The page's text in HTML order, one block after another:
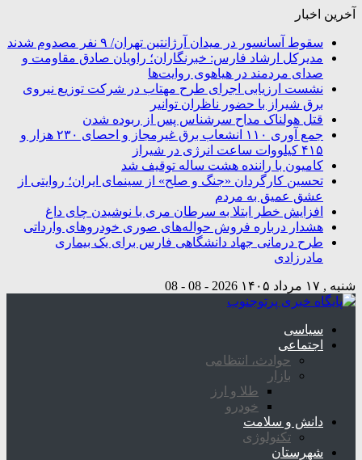
آخرین اخبار
سقوط آسانسور در میدان آرژانتین تهران/ ۹ نفر مصدوم شدند
مدیرکل ارشاد فارس: خبرنگاران؛ راویان صادق مقاومت و
صدای مردمند در هیاهوی روایت‌ها
نشست ارزیابی اجرای طرح مهتاب در شرکت توزیع نیروی
برق شیراز با حضور ناظران توانیر
قتل هولناک مداح سرشناس پس از ربوده شدن
جمع آوری ۱۱۰ انشعاب برق غیرمجاز و احصای ۲۳۰ هزار و
۴۱۵ کیلووات ساعت انرژی در شیراز
کامیون با راننده هشت ساله توقیف شد
تحسین کارگردان «جنگ و صلح» از سینمای ایران؛ روایتی از
عشق عمیق به مردم
افزایش خطر ابتلا به سرطان مری با نوشیدن چای داغ
هشدار درباره فروش حواله‌های صوری خودروهای وارداتی
طرح درمانی جهاد دانشگاهی فارس برای یک بیماری
مادرزادی
شنبه , ۱۷ مرداد ۱۴۰۵ 2026 - 08 - 08
سیاسی
اجتماعی
حوادث، انتظامی
بازار
طلا و ارز
خودرو
دانش و سلامت
تکنولوژی
شهرستان